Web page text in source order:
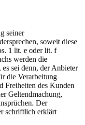
seiner
soweit diese
1 lit. e oder lit. f
werden die
sei denn, der Anbieter
die Verarbeitung
Freiheiten des Kunden
Geltendmachung,
Der
schriftlich erklärt